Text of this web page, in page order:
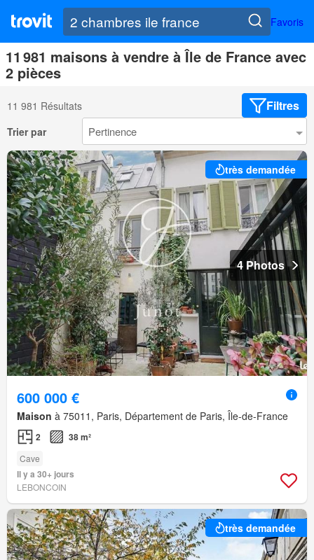
Favoris
11 981 maisons à vendre à Île de France avec
2 pièces
11 981 Résultats Filtres
Trier par
très demandée
4 Photos
600 000 €
Maison à 75011, Paris, Département de Paris, Île-de-France
2 38 m²
Cave
Il y a 30+ jours
LEBONCOIN
très demandée